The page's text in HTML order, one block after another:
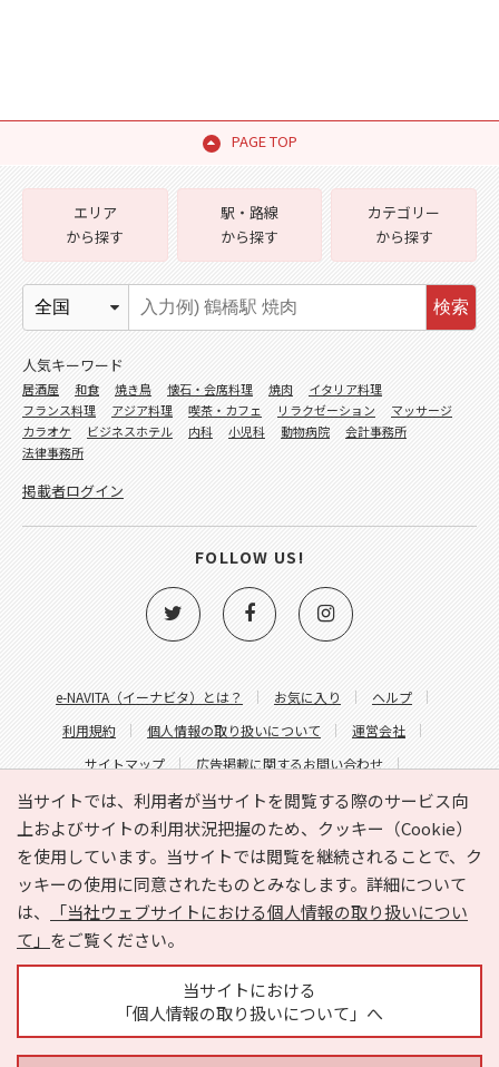
PAGE TOP
当サイトでは、利用者が当サイトを閲覧する際のサービス向
上およびサイトの利用状況把握のため、クッキー（Cookie）
を使用しています。当サイトでは閲覧を継続されることで、ク
ッキーの使用に同意されたものとみなします。詳細について
は、
「当社ウェブサイトにおける個人情報の取り扱いについ
て」 をご覧ください。
当サイトにおける
「個人情報の取り扱いについて」へ
e-NAVITA（イーナビタ）とは？ お気に入り
ヘルプ
利用規約
個人情報の取り扱いについて
運営会社
サイトマップ
広告掲載に関するお問い合わせ
サイトの内容に関するお問い合わせ
エリア
から探す
駅・路線
から探す
カテゴリー
から探す
検索
人気キーワード
居酒屋 和食 焼き鳥 懐石・会席料理 焼肉
イタリア料理
フランス料理
アジア料理 喫茶・カフェ リラクゼーション
マッサージ
カラオケ
ビジネスホテル 内科 小児科 動物病院
会計事務所
法律事務所
掲載者ログイン
FOLLOW US!
Copyright © HYOJITO.Co.,Ltd. All Rights Reserved.